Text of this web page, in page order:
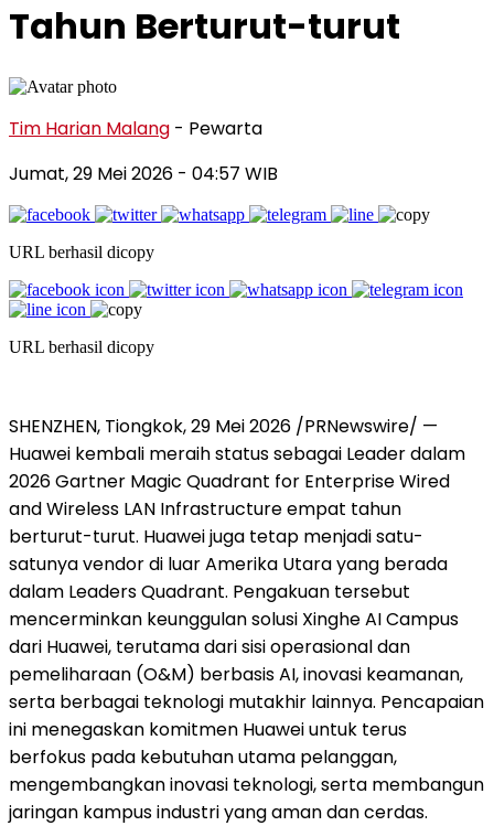
Tahun Berturut-turut
Tim Harian Malang - Pewarta
Jumat, 29 Mei 2026 - 04:57 WIB
URL berhasil dicopy
URL berhasil dicopy
SHENZHEN, Tiongkok, 29 Mei 2026 /PRNewswire/ —
Huawei kembali meraih status sebagai Leader dalam
2026 Gartner Magic Quadrant for Enterprise Wired
and Wireless LAN Infrastructure empat tahun
berturut-turut. Huawei juga tetap menjadi satu-
satunya vendor di luar Amerika Utara yang berada
dalam Leaders Quadrant. Pengakuan tersebut
mencerminkan keunggulan solusi Xinghe AI Campus
dari Huawei, terutama dari sisi operasional dan
pemeliharaan (O&M) berbasis AI, inovasi keamanan,
serta berbagai teknologi mutakhir lainnya. Pencapaian
ini menegaskan komitmen Huawei untuk terus
berfokus pada kebutuhan utama pelanggan,
mengembangkan inovasi teknologi, serta membangun
jaringan kampus industri yang aman dan cerdas.